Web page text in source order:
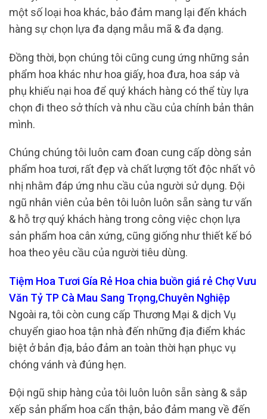
một số loại hoa khác, bảo đảm mang lại đến khách
hàng sự chọn lựa đa dạng mẫu mã & đa dạng.
Đồng thời, bọn chúng tôi cũng cung ứng những sản
phẩm hoa khác như hoa giấy, hoa đưa, hoa sáp và
phụ khiếu nại hoa để quý khách hàng có thể tùy lựa
chọn đi theo sở thích và nhu cầu của chính bản thân
mình.
Chúng chúng tôi luôn cam đoan cung cấp dòng sản
phẩm hoa tươi, rất đẹp và chất lượng tốt độc nhất vô
nhị nhằm đáp ứng nhu cầu của người sử dụng. Đội
ngũ nhân viên của bên tôi luôn luôn sẵn sàng tư vấn
& hỗ trợ quý khách hàng trong công việc chọn lựa
sản phẩm hoa cân xứng, cũng giống như thiết kế bó
hoa theo yêu cầu của người tiêu dùng.
Tiệm Hoa Tươi Gía Rẻ Hoa chia buồn giá rẻ Chợ Vưu
Văn Tỷ TP Cà Mau Sang Trọng,Chuyên Nghiệp
Ngoài ra, tôi còn cung cấp Thương Mại & dịch Vụ
chuyển giao hoa tận nhà đến những địa điểm khác
biệt ở bản địa, bảo đảm an toàn thời hạn phục vụ
chóng vánh và đúng hẹn.
Đội ngũ ship hàng của tôi luôn luôn sẵn sàng & sắp
xếp sản phẩm hoa cẩn thận, bảo đảm mang về đến